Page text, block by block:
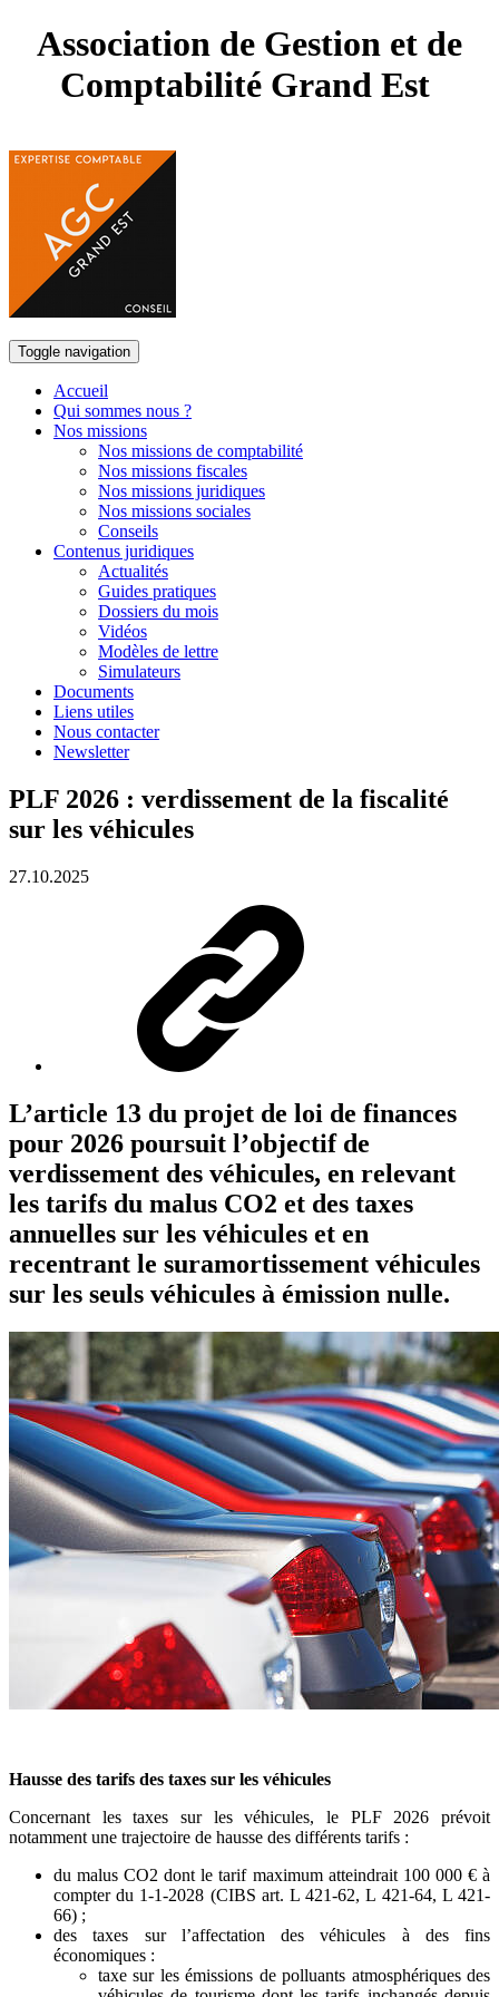
Association de Gestion et de
Comptabilité Grand Est
Toggle navigation
Accueil
Qui sommes nous ?
Nos missions
Nos missions de comptabilité
Nos missions fiscales
Nos missions juridiques
Nos missions sociales
Conseils
Contenus juridiques
Actualités
Guides pratiques
Dossiers du mois
Vidéos
Modèles de lettre
Simulateurs
Documents
Liens utiles
Nous contacter
Newsletter
PLF 2026 : verdissement de la fiscalité
sur les véhicules
27.10.2025
L’article 13 du projet de loi de finances
pour 2026 poursuit l’objectif de
verdissement des véhicules, en relevant
les tarifs du malus CO2 et des taxes
annuelles sur les véhicules et en
recentrant le suramortissement véhicules
sur les seuls véhicules à émission nulle.
Hausse des tarifs des taxes sur les véhicules
Concernant les taxes sur les véhicules, le PLF 2026 prévoit
notamment une trajectoire de hausse des différents tarifs :
du malus CO2 dont le tarif maximum atteindrait 100 000 € à
compter du 1-1-2028 (CIBS art. L 421-62, L 421-64, L 421-
66) ;
des taxes sur l’affectation des véhicules à des fins
économiques :
taxe sur les émissions de polluants atmosphériques des